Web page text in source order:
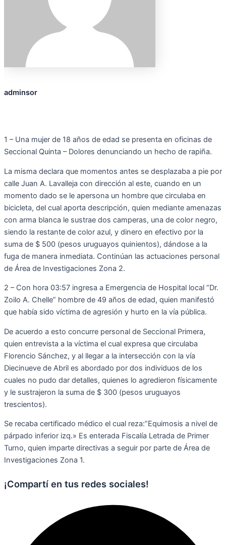
adminsor
1 – Una mujer de 18 años de edad se presenta en oficinas de
Seccional Quinta – Dolores denunciando un hecho de rapiña.
La misma declara que momentos antes se desplazaba a pie por
calle Juan A. Lavalleja con dirección al este, cuando en un
momento dado se le apersona un hombre que circulaba en
bicicleta, del cual aporta descripción, quien mediante amenazas
con arma blanca le sustrae dos camperas, una de color negro,
siendo la restante de color azul, y dinero en efectivo por la
suma de $ 500 (pesos uruguayos quinientos), dándose a la
fuga de manera inmediata. Continúan las actuaciones personal
de Área de Investigaciones Zona 2.
2 – Con hora 03:57 ingresa a Emergencia de Hospital local “Dr.
Zoilo A. Chelle” hombre de 49 años de edad, quien manifestó
que había sido víctima de agresión y hurto en la vía pública.
De acuerdo a esto concurre personal de Seccional Primera,
quien entrevista a la víctima el cual expresa que circulaba
Florencio Sánchez, y al llegar a la intersección con la vía
Diecinueve de Abril es abordado por dos individuos de los
cuales no pudo dar detalles, quienes lo agredieron físicamente
y le sustrajeron la suma de $ 300 (pesos uruguayos
trescientos).
Se recaba certificado médico el cual reza:”Equimosis a nivel de
párpado inferior izq.» Es enterada Fiscalía Letrada de Primer
Turno, quien imparte directivas a seguir por parte de Área de
Investigaciones Zona 1.
¡Compartí en tus redes sociales!